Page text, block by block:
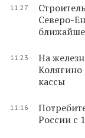
11:27
Северо-
11:23
На
Колягино
кассы
11:16
России с